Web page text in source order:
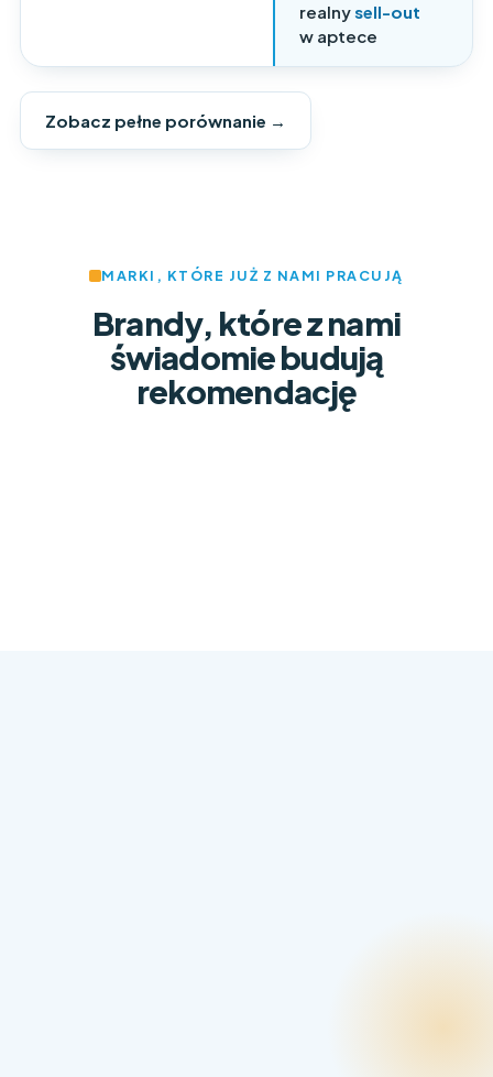
realnysell-out
w aptece
Zobacz pełne porównanie →
MARKI, KTÓRE JUŻ Z NAMI PRACUJĄ
Brandy, które z nami
świadomie budują
rekomendację